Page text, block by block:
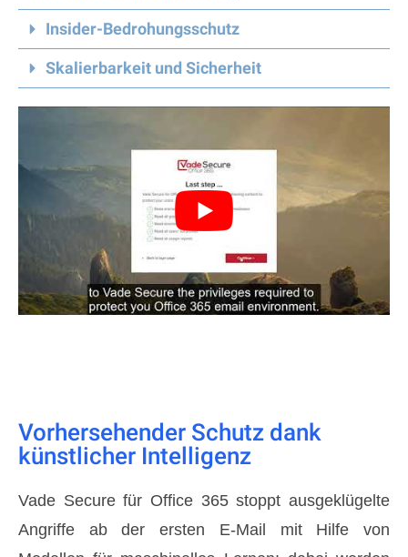
Insider-Bedrohungsschutz
Skalierbarkeit und Sicherheit
Vorhersehender Schutz dank
künstlicher Intelligenz
Vade Secure für Office 365 stoppt ausgeklügelte
Angriffe ab der ersten E-Mail mit Hilfe von